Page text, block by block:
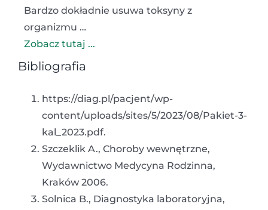
Bardzo dokładnie usuwa toksyny z
organizmu …
Zobacz tutaj ...
Bibliografia
https://diag.pl/pacjent/wp-
content/uploads/sites/5/2023/08/Pakiet-3-
kal_2023.pdf.
Szczeklik A., Choroby wewnętrzne,
Wydawnictwo Medycyna Rodzinna,
Kraków 2006.
Solnica B., Diagnostyka laboratoryjna,